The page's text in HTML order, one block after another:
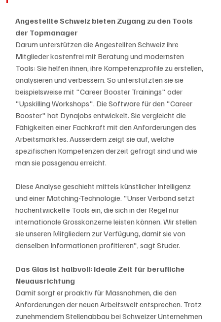
Angestellte Schweiz bieten Zugang zu den Tools
der Topmanager
Darum unterstützen die Angestellten Schweiz ihre
Mitglieder kostenfrei mit Beratung und modernsten
Tools: Sie helfen ihnen, ihre Kompetenzprofile zu erstellen,
analysieren und verbessern. So unterstützten sie sie
beispielsweise mit "Career Booster Trainings" oder
"Upskilling Workshops". Die Software für den "Career
Booster" hat Dynajobs entwickelt. Sie vergleicht die
Fähigkeiten einer Fachkraft mit den Anforderungen des
Arbeitsmarktes. Ausserdem zeigt sie auf, welche
spezifischen Kompetenzen derzeit gefragt sind und wie
man sie passgenau erreicht.
Diese Analyse geschieht mittels künstlicher Intelligenz
und einer Matching-Technologie. "Unser Verband setzt
hochentwickelte Tools ein, die sich in der Regel nur
internationale Grosskonzerne leisten können. Wir stellen
sie unseren Mitgliedern zur Verfügung, damit sie von
denselben Informationen profitieren", sagt Studer.
Das Glas ist halbvoll: Ideale Zeit für berufliche
Neuausrichtung
Damit sorgt er proaktiv für Massnahmen, die den
Anforderungen der neuen Arbeitswelt entsprechen. Trotz
zunehmendem Stellenabbau bei Schweizer Unternehmen